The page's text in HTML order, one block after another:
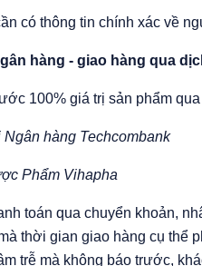
có thông tin chính xác về
hàng - giao hàng qua
100% giá trị sản phẩm
hàng Techcombank
Phẩm Vihapha
toán qua chuyển khoản,
thời gian giao hàng cụ thể
trễ mà không báo trước,